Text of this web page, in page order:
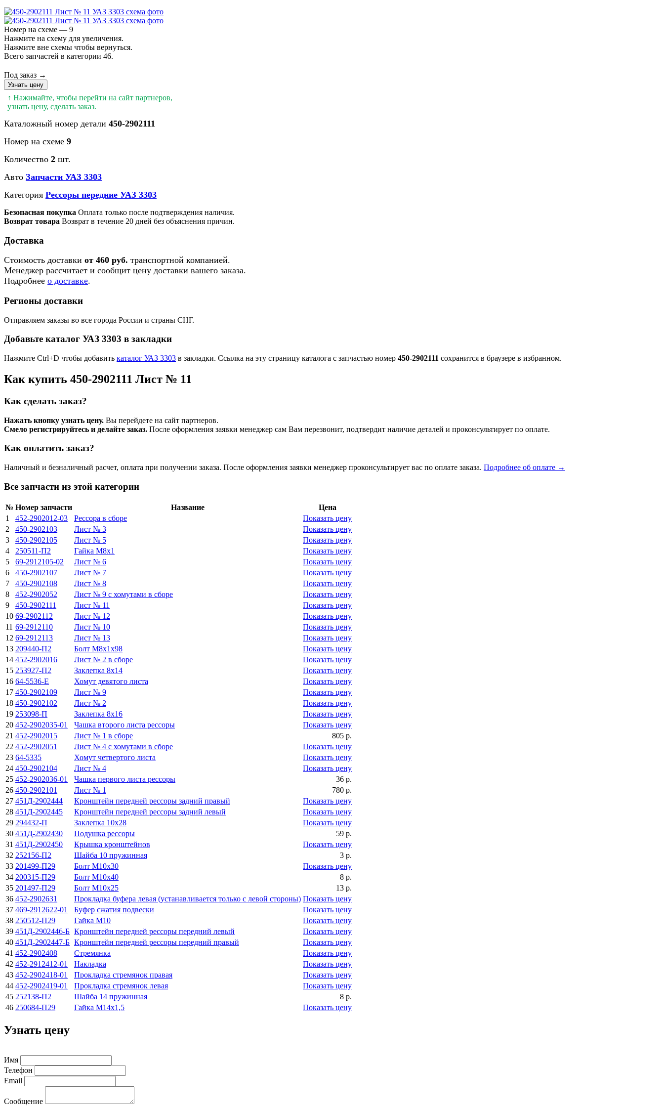
Номер на схеме — 9
Нажмите на схему для увеличения.
Нажмите вне схемы чтобы вернуться.
Всего запчастей в категории 46.
Под заказ →
Узнать цену
↑ Нажимайте, чтобы перейти на сайт партнеров,
узнать цену, сделать заказ.
Каталожный номер детали 450-2902111
Номер на схеме 9
Количество 2 шт.
Авто Запчасти УАЗ 3303
Категория Рессоры передние УАЗ 3303
Безопасная покупка Оплата только после подтверждения наличия.
Возврат товара Возврат в течение 20 дней без объяснения причин.
Доставка
Стоимость доставки от 460 руб. транспортной компанией.
Менеджер рассчитает и сообщит цену доставки вашего заказа.
Подробнее о доставке.
Регионы доставки
Отправляем заказы во все города России и страны СНГ.
Добавьте каталог УАЗ 3303 в закладки
Нажмите Ctrl+D чтобы добавить каталог УАЗ 3303 в закладки. Ссылка на эту страницу каталога с запчастью номер 450-2902111 сохранится в браузере в избранном.
Как купить 450-2902111 Лист № 11
Как сделать заказ?
Нажать кнопку узнать цену. Вы перейдете на сайт партнеров.
Смело регистрируйтесь и делайте заказ. После оформления заявки менеджер сам Вам перезвонит, подтвердит наличие деталей и проконсультирует по оплате.
Как оплатить заказ?
Наличный и безналичный расчет, оплата при получении заказа. После оформления заявки менеджер проконсультирует вас по оплате заказа. Подробнее об оплате →
Все запчасти из этой категории
№ Номер запчасти Название
Цена
1
452-2902012-03 Рессора в сборе
Показать цену
2
450-2902103 Лист № 3
Показать цену
3
450-2902105 Лист № 5
Показать цену
4
250511-П2 Гайка М8х1
Показать цену
5
69-2912105-02 Лист № 6
Показать цену
6
450-2902107 Лист № 7
Показать цену
7
450-2902108 Лист № 8
Показать цену
8
452-2902052 Лист № 9 с хомутами в сборе
Показать цену
9
450-2902111 Лист № 11
Показать цену
10 69-2902112 Лист № 12
Показать цену
11 69-2912110 Лист № 10
Показать цену
12 69-2912113 Лист № 13
Показать цену
13 209440-П2 Болт М8х1х98
Показать цену
14 452-2902016 Лист № 2 в сборе
Показать цену
15 253927-П2 Заклепка 8х14
Показать цену
16 64-5536-E Хомут девятого листа
Показать цену
17 450-2902109 Лист № 9
Показать цену
18 450-2902102 Лист № 2
Показать цену
19 253098-П Заклепка 8x16
Показать цену
20 452-2902035-01 Чашка второго листа рессоры
Показать цену
21 452-2902015 Лист № 1 в сборе
805 р.
22 452-2902051 Лист № 4 с хомутами в сборе
Показать цену
23 64-5335 Хомут четвертого листа
Показать цену
24 450-2902104 Лист № 4
Показать цену
25 452-2902036-01 Чашка первого листа рессоры
36 р.
26 450-2902101 Лист № 1
780 р.
27 451Д-2902444 Кронштейн передней рессоры задний правый
Показать цену
28 451Д-2902445 Кронштейн передней рессоры задний левый
Показать цену
29 294432-П Заклепка 10x28
Показать цену
30 451Д-2902430 Подушка рессоры
59 р.
31 451Д-2902450 Крышка кронштейнов
Показать цену
32 252156-П2 Шайба 10 пружинная
3 р.
33 201499-П29 Болт М10х30
Показать цену
34 200315-П29 Болт М10х40
8 р.
35 201497-П29 Болт М10х25
13 р.
36 452-2902631 Прокладка буфера левая (устанавливается только с левой стороны) Показать цену
37 469-2912622-01 Буфер сжатия подвески
Показать цену
38 250512-П29 Гайка М10
Показать цену
39 451Д-2902446-Б Кронштейн передней рессоры передний левый
Показать цену
40 451Д-2902447-Б Кронштейн передней рессоры передний правый
Показать цену
41 452-2902408 Стремянка
Показать цену
42 452-2912412-01 Накладка
Показать цену
43 452-2902418-01 Прокладка стремянок правая
Показать цену
44 452-2902419-01 Прокладка стремянок левая
Показать цену
45 252138-П2 Шайба 14 пружинная
8 р.
46 250684-П29 Гайка М14х1,5 Показать цену
Узнать цену
Имя
Телефон
Email
Сообщение